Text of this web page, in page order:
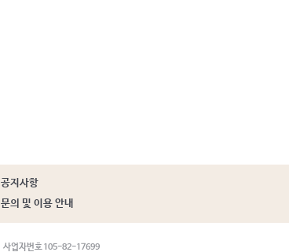
공지사항
문의 및 이용 안내
사업자번호 105-82-17699